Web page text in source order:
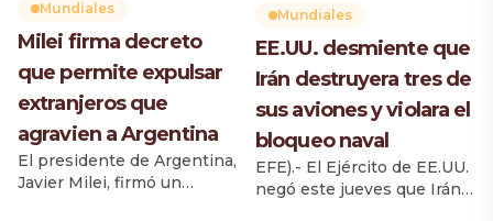
Mundiales
Milei firma decreto
que permite expulsar
extranjeros que
agravien a Argentina
El presidente de Argentina,
Javier Milei, firmó un
Mundiales
EE.UU. desmiente que
Irán destruyera tres de
sus aviones y violara el
bloqueo naval
EFE).- El Ejército de EE.UU.
negó este jueves que Irán